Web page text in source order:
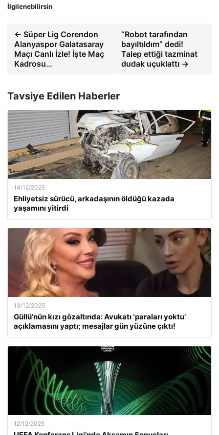
İlgilenebilirsin
← Süper Lig Corendon
Alanyaspor Galatasaray
Maçı Canlı İzle! İşte Maç
Kadrosu…
“Robot tarafından
bayıltıldım” dedi!
Talep ettiği tazminat
dudak uçuklattı →
Tavsiye Edilen Haberler
14/12/2025
Ehliyetsiz sürücü, arkadaşının öldüğü kazada
yaşamını yitirdi
13/12/2025
Güllü’nün kızı gözaltında: Avukatı ‘paraları yoktu’
açıklamasını yaptı; mesajlar gün yüzüne çıktı!
12/12/2025